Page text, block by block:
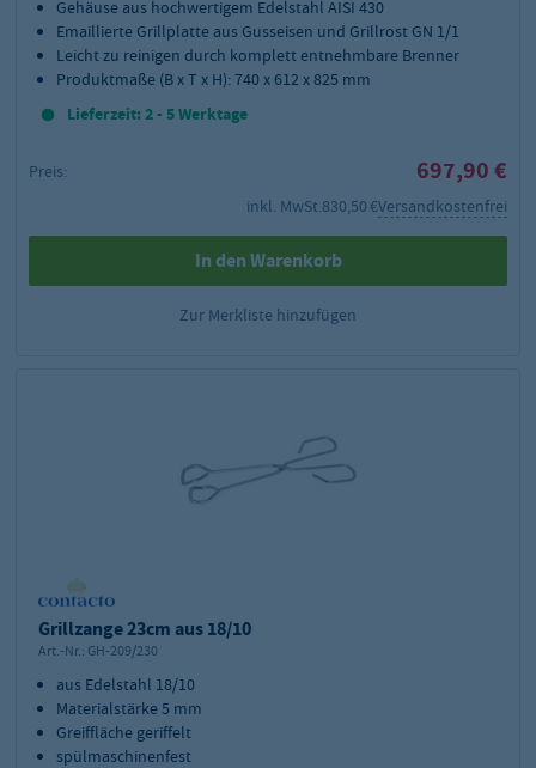
Gehäuse aus hochwertigem Edelstahl AISI 430
Emaillierte Grillplatte aus Gusseisen und Grillrost GN 1/1
Leicht zu reinigen durch komplett entnehmbare Brenner
Produktmaße (B x T x H): 740 x 612 x 825 mm
Lieferzeit: 2 - 5 Werktage
Preis: 697,90 €
inkl. MwSt.830,50 €Versandkostenfrei
In den Warenkorb
Zur Merkliste hinzufügen
Grillzange 23cm aus 18/10
Art.-Nr.: GH-209/230
aus Edelstahl 18/10
Materialstärke 5 mm
Greiffläche geriffelt
spülmaschinenfest